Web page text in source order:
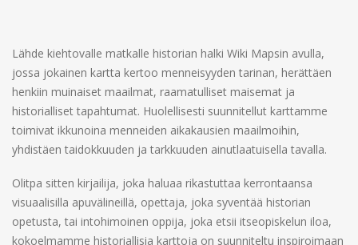
Lähde kiehtovalle matkalle historian halki Wiki Mapsin avulla,
jossa jokainen kartta kertoo menneisyyden tarinan, herättäen
henkiin muinaiset maailmat, raamatulliset maisemat ja
historialliset tapahtumat. Huolellisesti suunnitellut karttamme
toimivat ikkunoina menneiden aikakausien maailmoihin,
yhdistäen taidokkuuden ja tarkkuuden ainutlaatuisella tavalla.
Olitpa sitten kirjailija, joka haluaa rikastuttaa kerrontaansa
visuaalisilla apuvälineillä, opettaja, joka syventää historian
opetusta, tai intohimoinen oppija, joka etsii itseopiskelun iloa,
kokoelmamme historiallisia karttoja on suunniteltu inspiroimaan